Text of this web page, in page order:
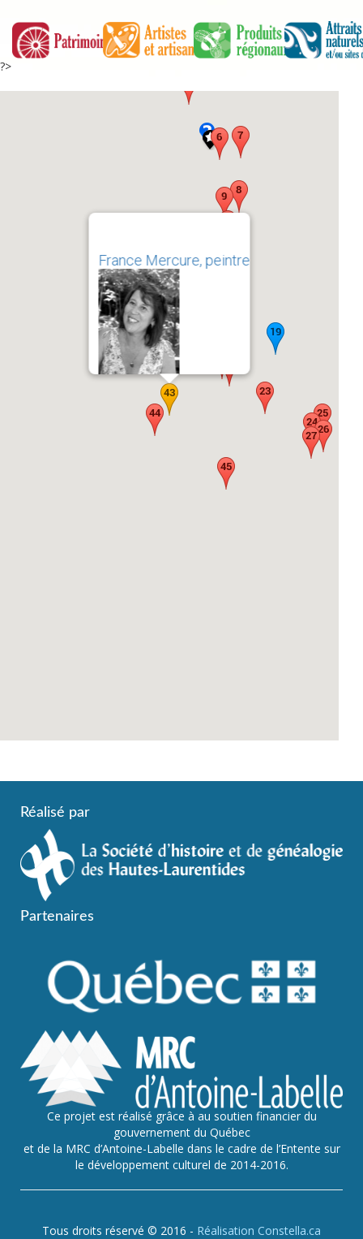
?>
France Mercure, peintre
Réalisé par
Partenaires
Ce projet est réalisé grâce à au soutien financier du
gouvernement du Québec
et de la MRC d’Antoine-Labelle dans le cadre de l’Entente sur
le développement culturel de 2014-2016.
Tous droits réservé © 2016 - Réalisation Constella.ca